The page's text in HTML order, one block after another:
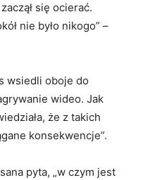
się ocierać.
nie było nikogo” –
wsiedli oboje do
wideo. Jak
że z takich
konsekwencje”.
pyta, „w czym jest